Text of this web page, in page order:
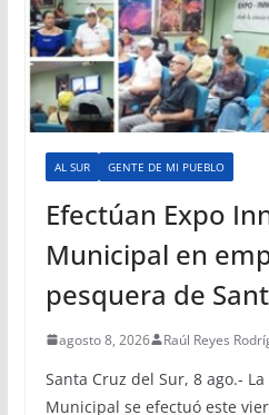
AL SUR GENTE DE MI PUEBLO
Efectúan Expo
Municipal en
pesquera de
agosto 8, 2026 Raúl Reyes
Santa Cruz del Sur, 8 ago.-
Municipal se efectuó este